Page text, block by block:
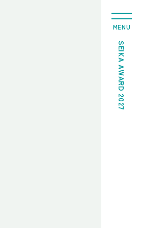
SEIKA AWARD 2027
MENU